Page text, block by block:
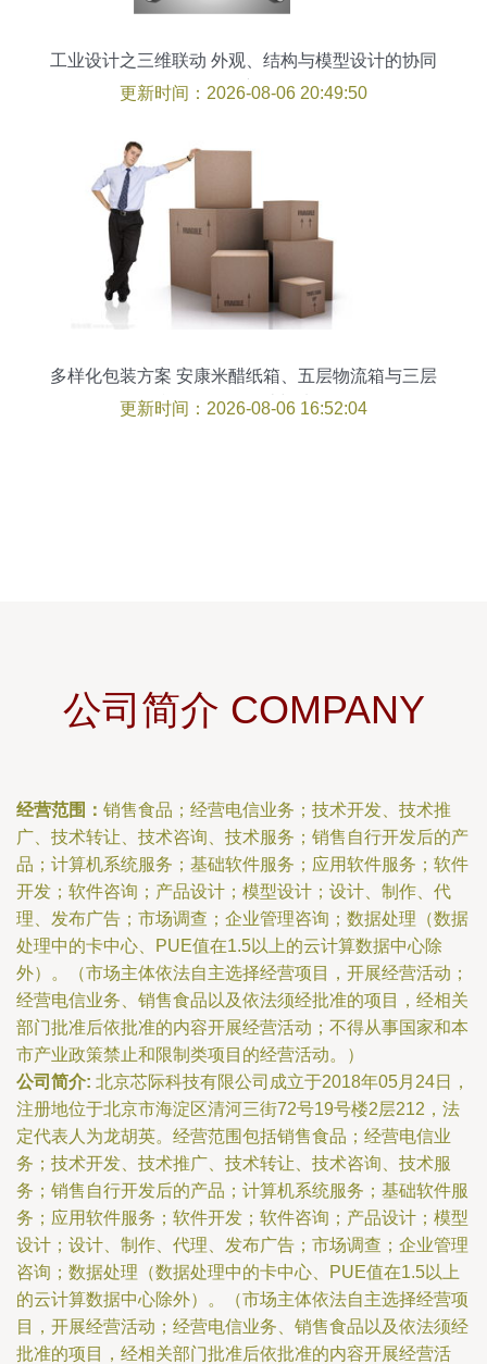
则完全整和规划生接，续束符电
工业设计之三维联动 外观、结构与模型设计的协同
创新
更新时间：2026-08-06 20:49:50
多样化包装方案 安康米醋纸箱、五层物流箱与三层
印刷彩箱的设计与选择
更新时间：2026-08-06 16:52:04
公司简介 COMPANY
经营范围： 销售食品；经营电信业务；技术开发、技术推
广、技术转让、技术咨询、技术服务；销售自行开发后的产
品；计算机系统服务；基础软件服务；应用软件服务；软件
开发；软件咨询；产品设计；模型设计；设计、制作、代
理、发布广告；市场调查；企业管理咨询；数据处理（数据
处理中的卡中心、PUE值在1.5以上的云计算数据中心除
外）。（市场主体依法自主选择经营项目，开展经营活动；
经营电信业务、销售食品以及依法须经批准的项目，经相关
部门批准后依批准的内容开展经营活动；不得从事国家和本
市产业政策禁止和限制类项目的经营活动。）
公司简介: 北京芯际科技有限公司成立于2018年05月24日，
注册地位于北京市海淀区清河三街72号19号楼2层212，法
定代表人为龙胡英。经营范围包括销售食品；经营电信业
务；技术开发、技术推广、技术转让、技术咨询、技术服
务；销售自行开发后的产品；计算机系统服务；基础软件服
务；应用软件服务；软件开发；软件咨询；产品设计；模型
设计；设计、制作、代理、发布广告；市场调查；企业管理
咨询；数据处理（数据处理中的卡中心、PUE值在1.5以上
的云计算数据中心除外）。（市场主体依法自主选择经营项
目，开展经营活动；经营电信业务、销售食品以及依法须经
批准的项目，经相关部门批准后依批准的内容开展经营活